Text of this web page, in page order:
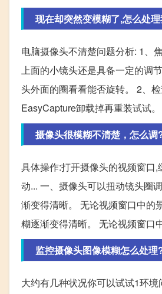
现在却突然变模糊了,怎么处
电脑摄像头不清楚问题分析: 1、
上面的小镜头还是具备一定的调
头外面的圈看看能否旋转。 2、
EasyCapture卸载掉再重装试试。
摄像头很模糊不清楚，怎么调
具体操作:打开摄像头的视频窗口
动... 一、摄像头可以扭动镜头圈
渐变得清晰。 无论视频窗口中的
糊逐渐变得清晰。 无论视频窗口
监控摄像头图像模糊怎么处理
大约有几种状况你可以试试1环